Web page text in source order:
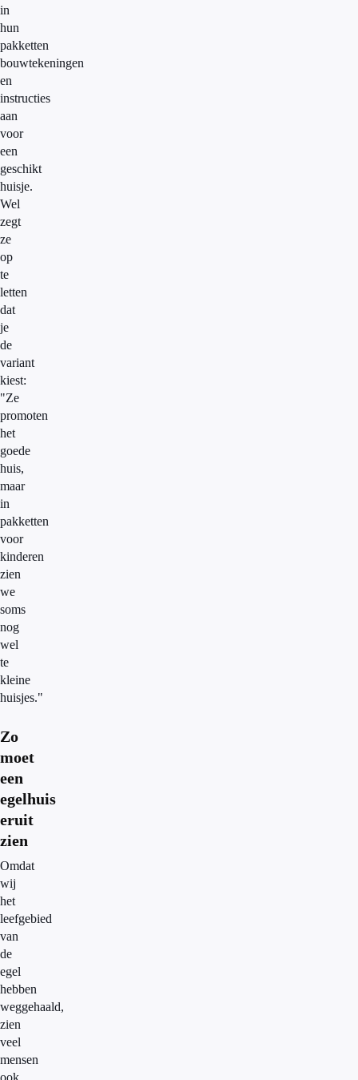
in
hun
pakketten
bouwtekeningen
en
instructies
aan
voor
een
geschikt
huisje.
Wel
zegt
ze
op
te
letten
dat
je
de
variant
kiest:
"Ze
promoten
het
goede
huis,
maar
in
pakketten
voor
kinderen
zien
we
soms
nog
wel
te
kleine
huisjes."
Zo
moet
een
egelhuis
eruit
zien
Omdat
wij
het
leefgebied
van
de
egel
hebben
weggehaald,
zien
veel
mensen
ook